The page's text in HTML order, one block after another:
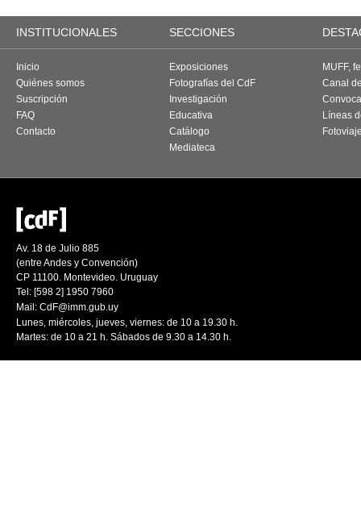
INSTITUCIONALES SECCIONES
Inicio
Quiénes somos
Suscripción
FAQ
Contacto
Exposiciones
Fotografías del CdF
Investigación
Educativa
Catálogo
Mediateca
MUFF,
Canal
Líneas
Av. 18 de Julio 885
(entre Andes y Convención)
CP 11100. Montevideo. Uruguay
Tel: [598 2] 1950 7960
Mail: CdF@imm.gub.uy
Lunes, miércoles, jueves, viernes: de 10 a 19.30 h.
Martes: de 10 a 21 h. Sábados de 9.30 a 14.30 h.